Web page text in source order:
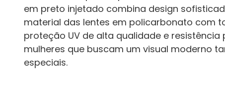
em preto injetado combina design
material das lentes em policarbonato com
proteção UV de alta qualidade e resistência
mulheres que buscam um visual moderno
especiais.